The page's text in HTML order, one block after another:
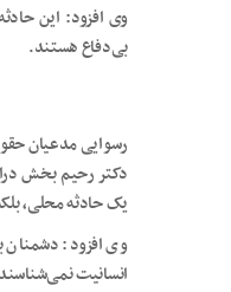
وی افزود: این
بی‌دفاع هستند.
رسوایی مدعیان
دکتر رحیم بخش
یک حادثه محلی،
وی افزود: دشمنان
انسانیت